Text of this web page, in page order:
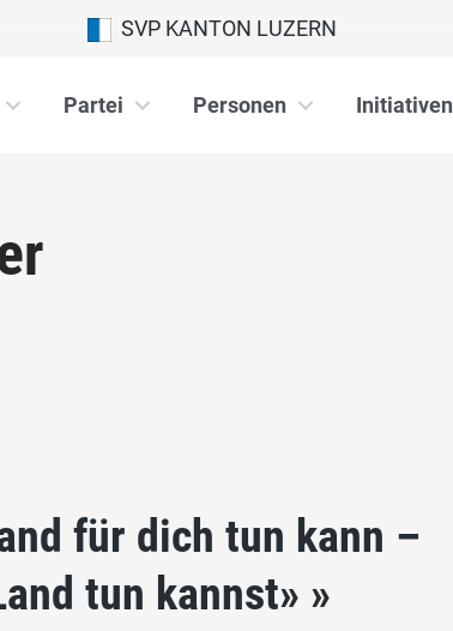
SVP KANTON LUZERN
Partei Personen Initiativen
für dich tun kann –
tun kannst» »